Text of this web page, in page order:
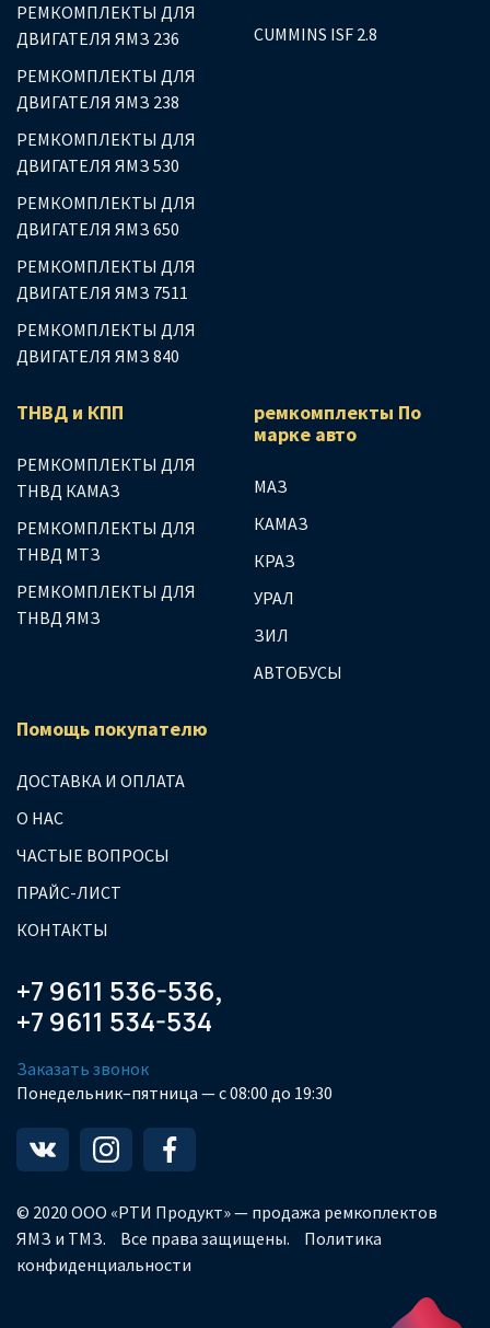
РЕМКОМПЛЕКТЫ ДЛЯ
ДВИГАТЕЛЯ ЯМЗ 236
РЕМКОМПЛЕКТЫ ДЛЯ
ДВИГАТЕЛЯ ЯМЗ 238
РЕМКОМПЛЕКТЫ ДЛЯ
ДВИГАТЕЛЯ ЯМЗ 530
РЕМКОМПЛЕКТЫ ДЛЯ
ДВИГАТЕЛЯ ЯМЗ 650
РЕМКОМПЛЕКТЫ ДЛЯ
ДВИГАТЕЛЯ ЯМЗ 7511
РЕМКОМПЛЕКТЫ ДЛЯ
ДВИГАТЕЛЯ ЯМЗ 840
CUMMINS ISF 2.8
ТНВД и КПП
РЕМКОМПЛЕКТЫ ДЛЯ
ТНВД КАМАЗ
РЕМКОМПЛЕКТЫ ДЛЯ
ТНВД МТЗ
РЕМКОМПЛЕКТЫ ДЛЯ
ТНВД ЯМЗ
ремкомплекты По
марке авто
МАЗ
КАМАЗ
КРАЗ
УРАЛ
ЗИЛ
АВТОБУСЫ
Помощь покупателю
ДОСТАВКА И ОПЛАТА
О НАС
ЧАСТЫЕ ВОПРОСЫ
ПРАЙС-ЛИСТ
КОНТАКТЫ
+7 9611 536-536,
+7 9611 534-534
Заказать звонок
Понедельник–пятница — с 08:00 до 19:30
© 2020 ООО «РТИ Продукт» — продажа ремкоплектов
ЯМЗ и ТМЗ.
Все права защищены.
Политика
конфиденциальности